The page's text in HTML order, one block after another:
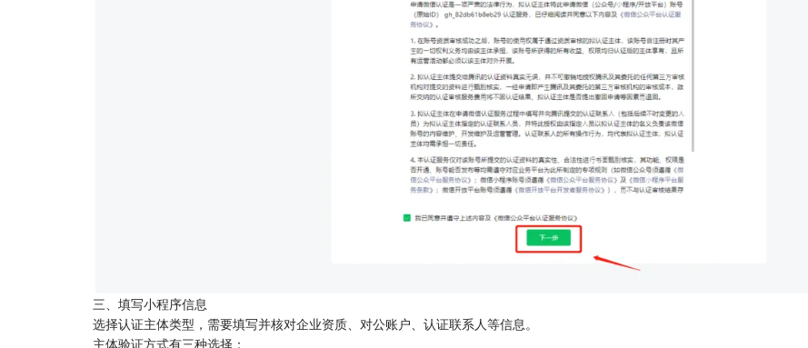
三、填写小程序信息
选择认证主体类型，需要填写并核对企业资质、对公账户、认证联系人等信息。
主体验证方式有三种选择：